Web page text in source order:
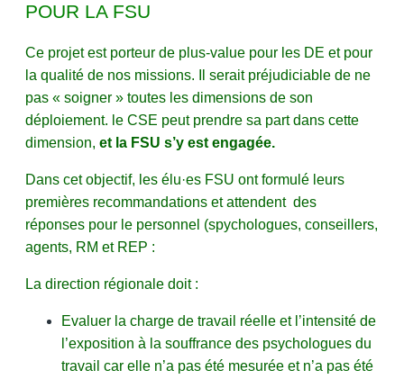
POUR LA FSU
Ce projet est porteur de plus-value pour les DE et pour
la qualité de nos missions. Il serait préjudiciable de ne
pas « soigner » toutes les dimensions de son
déploiement. le CSE peut prendre sa part dans cette
dimension, et la FSU s’y est engagée.
Dans cet objectif, les élu·es FSU ont formulé leurs
premières recommandations et attendent des
réponses pour le personnel (spychologues, conseillers,
agents, RM et REP :
La direction régionale doit :
Evaluer la charge de travail réelle et l’intensité de
l’exposition à la souffrance des psychologues du
travail car elle n’a pas été mesurée et n’a pas été